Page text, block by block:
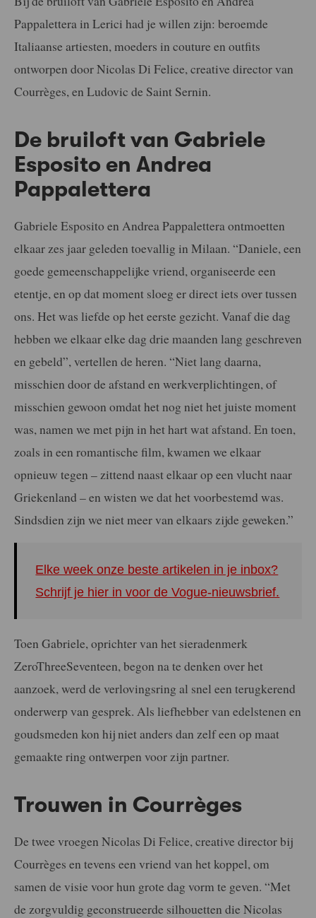
Pappalettera in Lerici had je willen zijn: beroemde
Italiaanse artiesten, moeders in couture en outfits
ontworpen door Nicolas Di Felice, creative director van
Courrèges, en Ludovic de Saint Sernin.
De bruiloft van Gabriele
Esposito en Andrea
Pappalettera
Gabriele Esposito en Andrea Pappalettera ontmoetten
elkaar zes jaar geleden toevallig in Milaan. “Daniele, een
goede gemeenschappelijke vriend, organiseerde een
etentje, en op dat moment sloeg er direct iets over tussen
ons. Het was liefde op het eerste gezicht. Vanaf die dag
hebben we elkaar elke dag drie maanden lang geschreven
en gebeld”, vertellen de heren. “Niet lang daarna,
misschien door de afstand en werkverplichtingen, of
misschien gewoon omdat het nog niet het juiste moment
was, namen we met pijn in het hart wat afstand. En toen,
zoals in een romantische film, kwamen we elkaar
opnieuw tegen – zittend naast elkaar op een vlucht naar
Griekenland – en wisten we dat het voorbestemd was.
Sindsdien zijn we niet meer van elkaars zijde geweken.”
Elke week onze beste artikelen in je inbox?
Schrijf je hier in voor de Vogue-nieuwsbrief.
Toen Gabriele, oprichter van het sieradenmerk
ZeroThreeSeventeen, begon na te denken over het
aanzoek, werd de verlovingsring al snel een terugkerend
onderwerp van gesprek. Als liefhebber van edelstenen en
goudsmeden kon hij niet anders dan zelf een op maat
gemaakte ring ontwerpen voor zijn partner.
Trouwen in Courrèges
De twee vroegen Nicolas Di Felice, creative director bij
Courrèges en tevens een vriend van het koppel, om
samen de visie voor hun grote dag vorm te geven. “Met
de zorgvuldig geconstrueerde silhouetten die Nicolas